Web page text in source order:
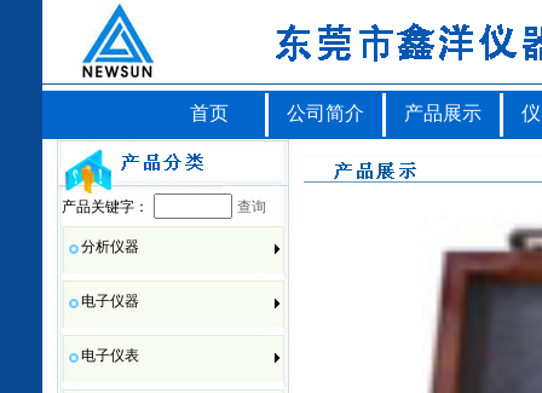
首页 公司简介 产品展示
产品关键字： 查询
分析仪器
电子仪器
电子仪表